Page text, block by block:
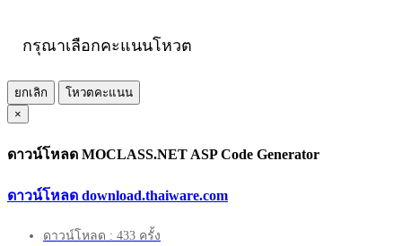
กรุณาเลือกคะแนนโหวต
ยกเลิก
โหวตคะแนน
×
ดาวน์โหลด MOCLASS.NET ASP Code Generator
ดาวน์โหลด download.thaiware.com
ดาวน์โหลด : 433 ครั้ง